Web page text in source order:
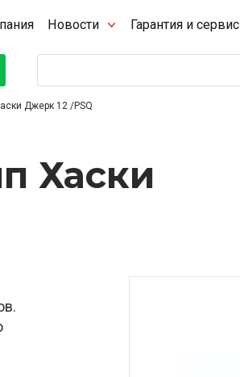
Новости Гарантия и сервис
Джерк 12 /PSQ
Хаски